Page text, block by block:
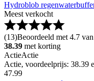
Hydroblob
Meest verkocht
(13)Beoordeeld met 4.7
38.39 met korting
ActieActie
Actie, voordeelprijs: 38.39
47.99